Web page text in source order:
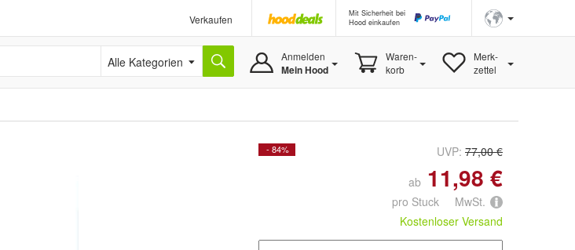
Verkaufen
Mit Sicherheit bei
Hood einkaufen
Alle Kategorien Anmelden
Mein Hood
Waren-
korb
Merk-
zettel
- 84% UVP: 77,00 €
ab 11,98 €
pro Stuck MwSt.
Kostenloser Versand